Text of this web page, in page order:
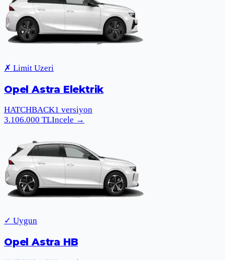
✗ Limit Uzeri
Opel Astra Elektrik
HATCHBACK1 versiyon
3.106.000 TLIncele →
✓ Uygun
Opel Astra HB